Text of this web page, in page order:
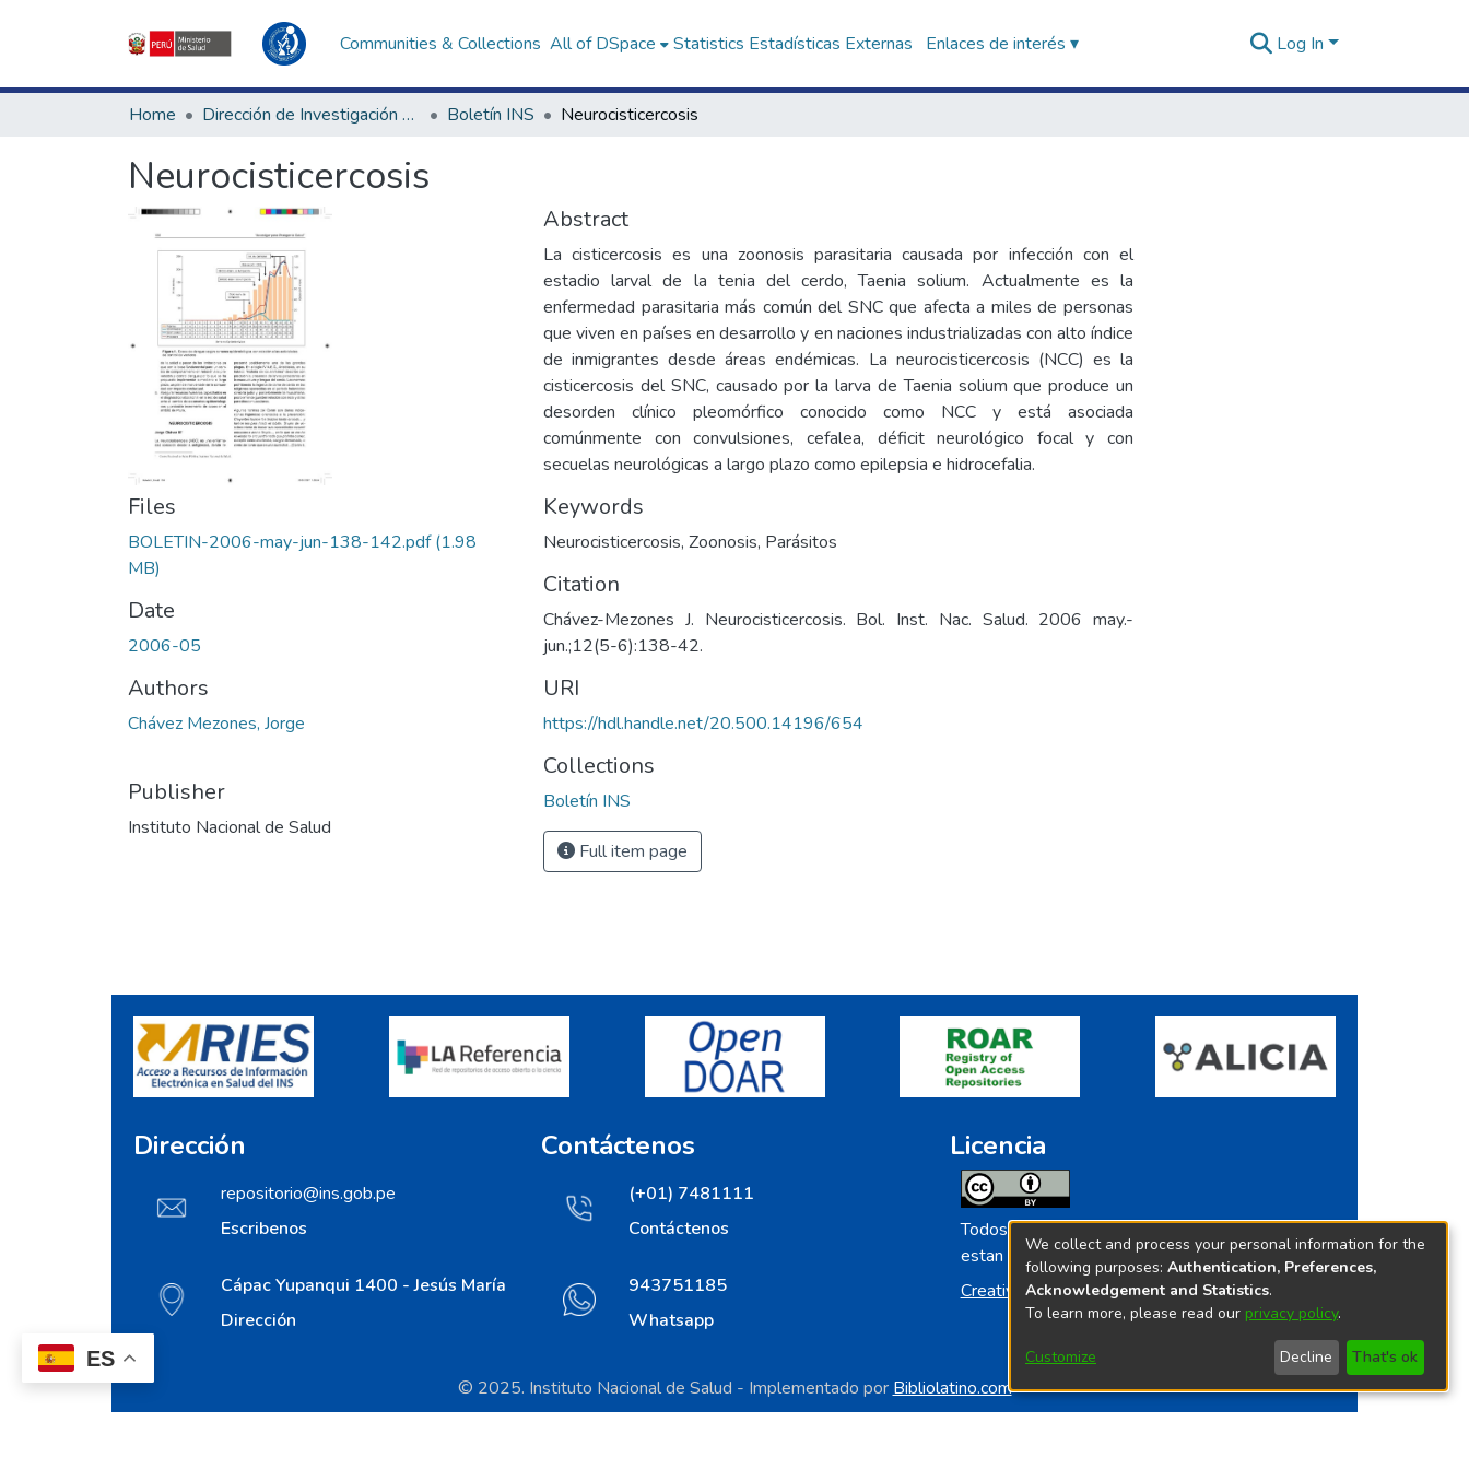
ES
Communities & Collections All of DSpace Statistics Estadísticas Externas Enlaces de interés ▾ Log In
Home Dirección de Investigación e Innovación en Salud Boletín INS Neurocisticercosis
Neurocisticercosis
Files
BOLETIN-2006-may-jun-138-142.pdf(1.98
MB)
Date
2006-05
Authors
Chávez Mezones, Jorge
Publisher
Instituto Nacional de Salud
Abstract
La cisticercosis es una zoonosis parasitaria causada por infección con el
estadio larval de la tenia del cerdo, Taenia solium. Actualmente es la
enfermedad parasitaria más común del SNC que afecta a miles de personas
que viven en países en desarrollo y en naciones industrializadas con alto índice
de inmigrantes desde áreas endémicas. La neurocisticercosis (NCC) es la
cisticercosis del SNC, causado por la larva de Taenia solium que produce un
desorden clínico pleomórfico conocido como NCC y está asociada
comúnmente con convulsiones, cefalea, déficit neurológico focal y con
secuelas neurológicas a largo plazo como epilepsia e hidrocefalia.
Keywords
Neurocisticercosis, Zoonosis, Parásitos
Citation
Chávez-Mezones J. Neurocisticercosis. Bol. Inst. Nac. Salud. 2006 may.-
jun.;12(5-6):138-42.
URI
https://hdl.handle.net/20.500.14196/654
Collections
Boletín INS
Full item page
Dirección
repositorio@ins.gob.pe
Escribenos
Cápac Yupanqui 1400 - Jesús María
Dirección
Contáctenos
(+01) 7481111
Contáctenos
943751185
Whatsapp
Licencia
Todos los contenidos de repositorio.ins.gob.pe
estan licenciados bajo
Creative Commoms License
© 2025. Instituto Nacional de Salud - Implementado por Bibliolatino.com
We collect and process your personal information for the
following purposes: Authentication, Preferences,
Acknowledgement and Statistics.
To learn more, please read our privacy policy.
Customize Decline That's ok